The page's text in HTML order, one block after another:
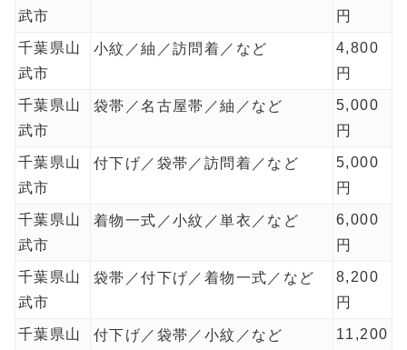
武市
円
千葉県山
武市
小紋／紬／訪問着／など
4,800
円
千葉県山
武市
袋帯／名古屋帯／紬／など
5,000
円
千葉県山
武市
付下げ／袋帯／訪問着／など
5,000
円
千葉県山
武市
着物一式／小紋／単衣／など
6,000
円
千葉県山
武市
袋帯／付下げ／着物一式／など
8,200
円
千葉県山
付下げ／袋帯／小紋／など
11,200